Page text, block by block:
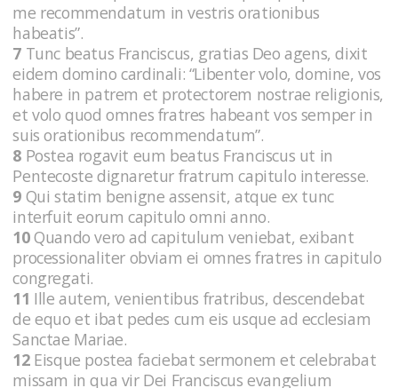
me recommendatum in vestris orationibus
habeatis”.
7 Tunc beatus Franciscus, gratias Deo agens, dixit
eidem domino cardinali: “Libenter volo, domine, vos
habere in patrem et protectorem nostrae religionis,
et volo quod omnes fratres habeant vos semper in
suis orationibus recommendatum”.
8 Postea rogavit eum beatus Franciscus ut in
Pentecoste dignaretur fratrum capitulo interesse.
9 Qui statim benigne assensit, atque ex tunc
interfuit eorum capitulo omni anno.
10Quando vero ad capitulum veniebat, exibant
processionaliter obviam ei omnes fratres in capitulo
congregati.
11 Ille autem, venientibus fratribus, descendebat
de equo et ibat pedes cum eis usque ad ecclesiam
Sanctae Mariae.
12Eisque postea faciebat sermonem et celebrabat
missam in qua vir Dei Franciscus evangelium